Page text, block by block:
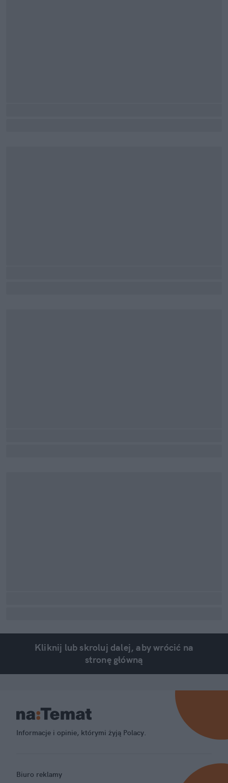
Kliknij lub skroluj dalej, aby wrócić na
stronę główną
Informacje i opinie, którymi żyją Polacy.
Biuro reklamy